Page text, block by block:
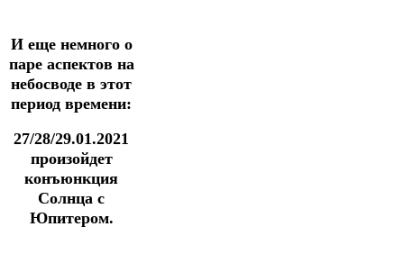
И еще немного о
паре аспектов на
небосводе в этот
период времени:
27/28/29.01.2021
произойдет
конъюнкция
Солнца с
Юпитером.